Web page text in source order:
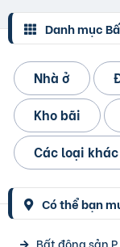
Danh mục
Nhà ở
Kho bãi
Các loại khác
Có thể bạn